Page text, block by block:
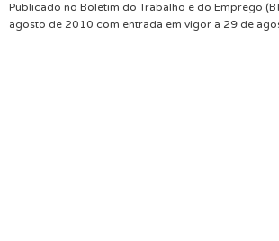
Publicado no Boletim do Trabalho e do Emprego
agosto de 2010 com entrada em vigor a 29 de